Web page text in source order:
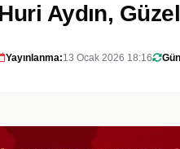
Aydın,
Yayınlanma:13 Ocak 2026 18:16